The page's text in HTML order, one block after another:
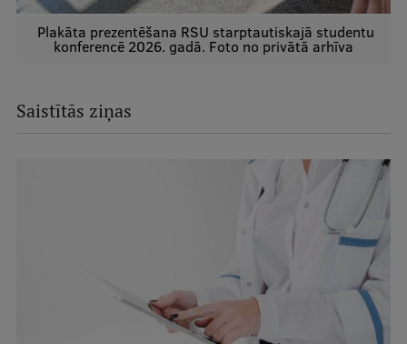
Plakāta prezentēšana RSU starptautiskajā studentu
konferencē 2026. gadā. Foto no privātā arhīva
Saistītās ziņas